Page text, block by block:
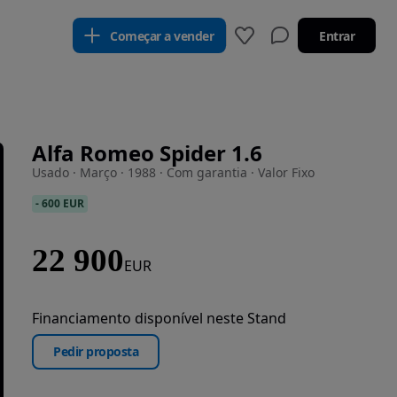
Começar a vender Entrar
Alfa Romeo Spider 1.6
Usado · Março · 1988 · Com garantia · Valor Fixo
-600 EUR
22 900EUR
Financiamento disponível neste Stand
Pedir proposta